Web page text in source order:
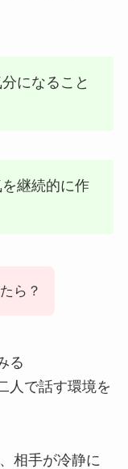
になること
継続的に作
ら？
る
人で話す環境を
相手が冷静に